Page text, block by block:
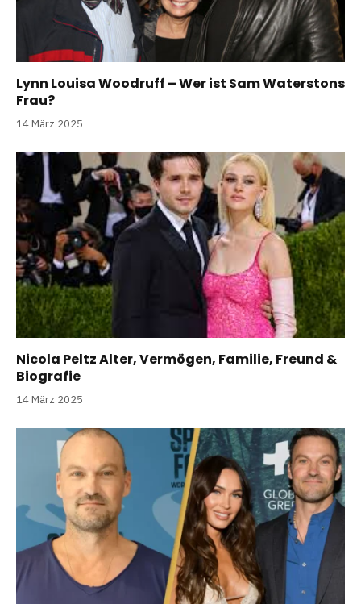
Lynn Louisa Woodruff – Wer ist Sam Waterstons
Frau?
14 März 2025
Nicola Peltz Alter, Vermögen, Familie, Freund &
Biografie
14 März 2025